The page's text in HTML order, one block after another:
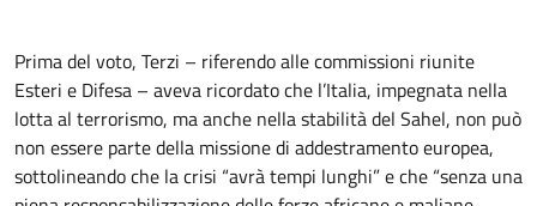
Prima del voto, Terzi – riferendo alle commissioni riunite
Esteri e Difesa – aveva ricordato che l’Italia, impegnata nella
lotta al terrorismo, ma anche nella stabilità del Sahel, non può
non essere parte della missione di addestramento europea,
sottolineando che la crisi “avrà tempi lunghi” e che “senza una